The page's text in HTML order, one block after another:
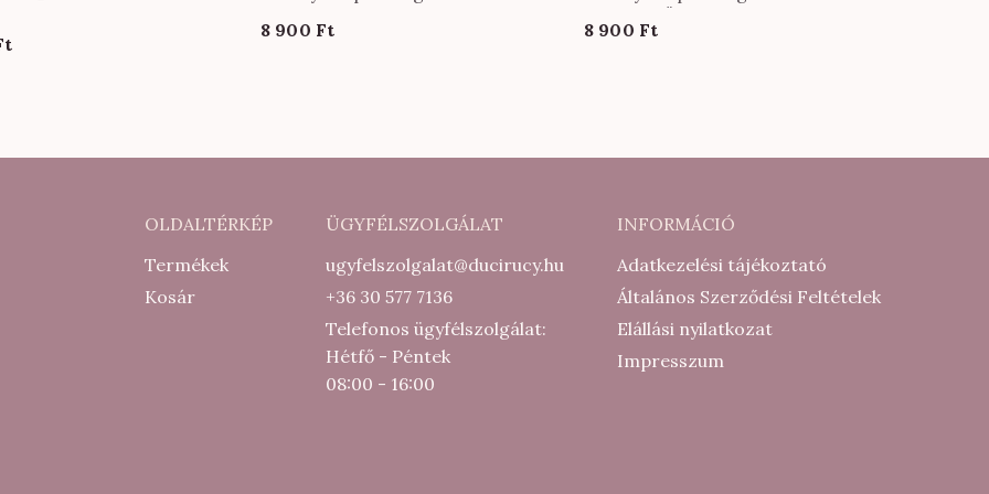
Current
000 Ft.
színben
8 900 Ft
nadrág KÖZEPES méretben oliva
színben
8 900 Ft
OLDALTÉRKÉP
Termékek
Kosár
ÜGYFÉLSZOLGÁLAT
ugyfelszolgalat@ducirucy.hu
+36 30 577 7136
Telefonos ügyfélszolgálat:
Hétfő - Péntek
08:00 - 16:00
INFORMÁCIÓ
Adatkezelési tájékoztató
Általános Szerződési Feltételek
Elállási nyilatkozat
Impresszum